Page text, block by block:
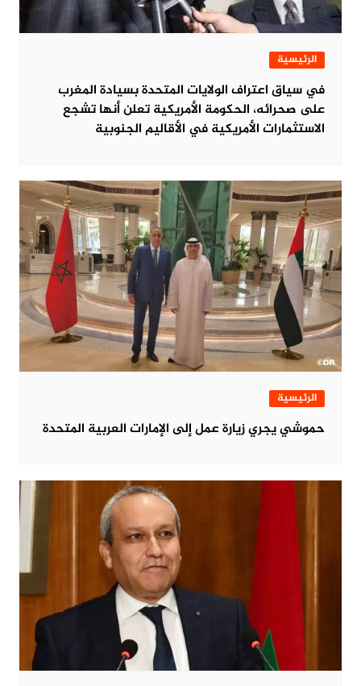
الرئيسية
في سياق اعتراف الولايات المتحدة بسيادة المغرب
على صحرائه، الحكومة الأمريكية تعلن أنها تشجع
الاستثمارات الأمريكية في الأقاليم الجنوبية
الرئيسية
حموشي يجري زيارة عمل إلى الإمارات العربية المتحدة